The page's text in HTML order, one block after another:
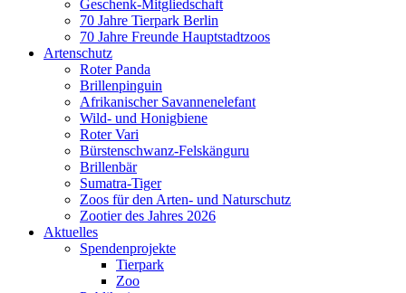
Geschenk-Mitgliedschaft
70 Jahre Tierpark Berlin
70 Jahre Freunde Hauptstadtzoos
Artenschutz
Roter Panda
Brillenpinguin
Afrikanischer Savannenelefant
Wild- und Honigbiene
Roter Vari
Bürstenschwanz-Felskänguru
Brillenbär
Sumatra-Tiger
Zoos für den Arten- und Naturschutz
Zootier des Jahres 2026
Aktuelles
Spendenprojekte
Tierpark
Zoo